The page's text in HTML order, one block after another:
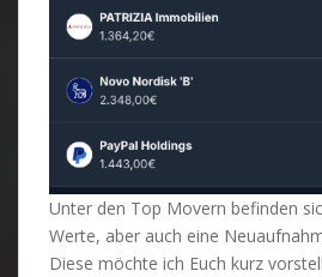
Unter den Top Movern befinden
Werte, aber auch eine
Diese möchte ich Euch kurz